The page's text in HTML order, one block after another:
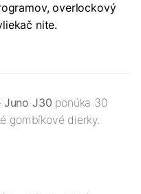
overlockový
nite.
Juno J30 ponúka 30
gombíkové dierky.